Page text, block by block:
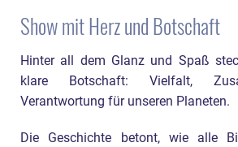
Show mit Herz und Botschaft
Hinter all dem Glanz und Spaß
klare Botschaft: Vielfalt,
Verantwortung für unseren Planeten.
Die Geschichte betont, wie alle